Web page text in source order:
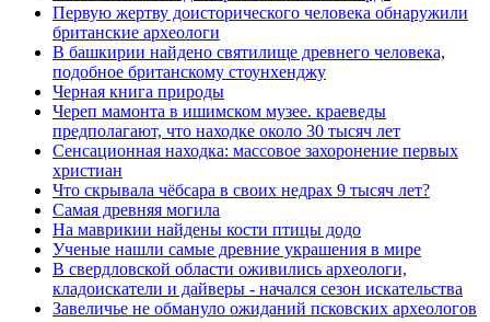
Первую жертву доисторического человека обнаружили
британские археологи
В башкирии найдено святилище древнего человека,
подобное британскому стоунхенджу
Черная книга природы
Череп мамонта в ишимском музее. краеведы
предполагают, что находке около 30 тысяч лет
Сенсационная находка: массовое захоронение первых
христиан
Что скрывала чёбсара в своих недрах 9 тысяч лет?
Самая древняя могила
На маврикии найдены кости птицы додо
Ученые нашли самые древние украшения в мире
В свердловской области оживились археологи,
кладоискатели и дайверы - начался сезон искательства
Завеличье не обмануло ожиданий псковских археологов